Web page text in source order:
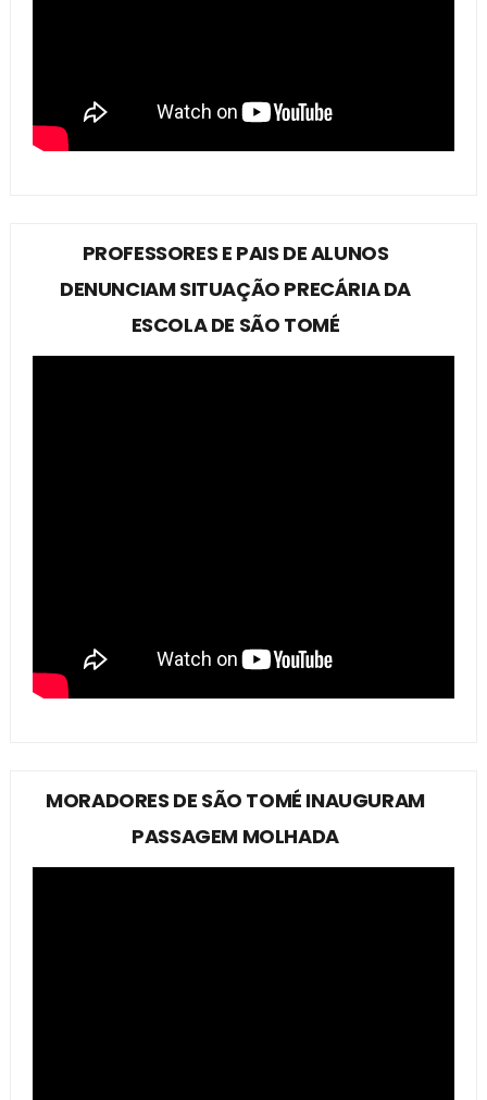
PROFESSORES E PAIS DE ALUNOS
DENUNCIAM SITUAÇÃO PRECÁRIA DA
ESCOLA DE SÃO TOMÉ
MORADORES DE SÃO TOMÉ INAUGURAM
PASSAGEM MOLHADA